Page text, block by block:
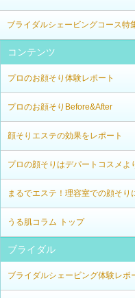
ブライダルシェービングコース特
コンテンツ
プロのお顔そり体験レポート
プロのお顔そりBefore&After
顔そりエステの効果をレポート
プロの顔そりはデパートコスメよ
まるでエステ！理容室での顔そり
うる肌コラム トップ
ブライダル
ブライダルシェービング体験レポ